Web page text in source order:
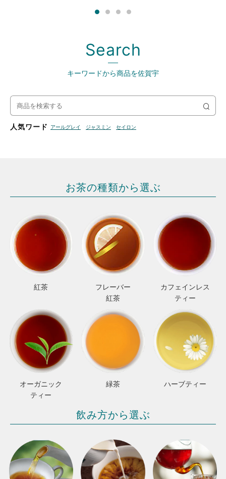
Search
キーワードから商品を佐賀宇
人気ワード アールグレイ ジャスミン セイロン
お茶の種類から選ぶ
紅茶
フレーバー
紅茶
カフェインレス
ティー
オーガニック
ティー
緑茶 ハーブティー
飲み方から選ぶ